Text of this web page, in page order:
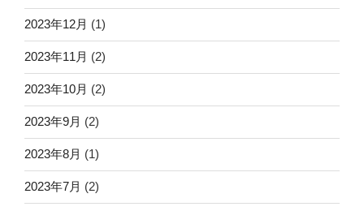
2023年12月 (1)
2023年11月 (2)
2023年10月 (2)
2023年9月 (2)
2023年8月 (1)
2023年7月 (2)